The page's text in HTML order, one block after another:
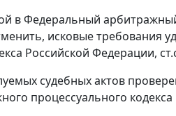
в Федеральный
исковые требования
Российской Федерации,
судебных актов
процессуального